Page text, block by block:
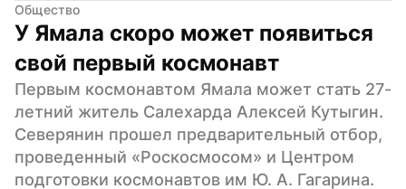
Общество
У Ямала скоро может появиться
свой первый космонавт
Первым космонавтом Ямала может стать 27-
летний житель Салехарда Алексей Кутыгин.
Северянин прошел предварительный отбор,
проведенный «Роскосмосом» и Центром
подготовки космонавтов им Ю. А. Гагарина.